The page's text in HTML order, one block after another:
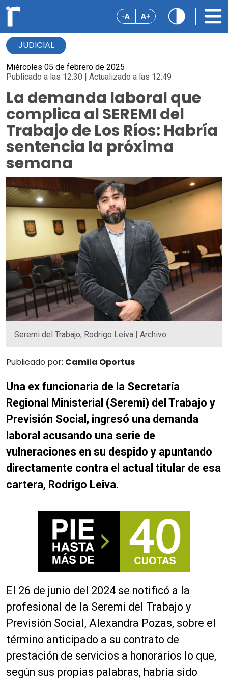
-A A+
JUDICIAL
Miércoles 05 de febrero de 2025
Publicado a las 12:30 | Actualizado a las 12:49
La demanda laboral que
complica al SEREMI del
Trabajo de Los Ríos: Habría
sentencia la próxima
semana
Seremi del Trabajo, Rodrigo Leiva | Archivo
Publicado por: Camila Oportus
Una ex funcionaria de la Secretaría
Regional Ministerial (Seremi) del Trabajo y
Previsión Social, ingresó una demanda
laboral acusando una serie de
vulneraciones en su despido y apuntando
directamente contra el actual titular de esa
cartera, Rodrigo Leiva.
El 26 de junio del 2024 se notificó a la
profesional de la Seremi del Trabajo y
Previsión Social, Alexandra Pozas, sobre el
término anticipado a su contrato de
prestación de servicios a honorarios lo que,
según sus propias palabras, habría sido